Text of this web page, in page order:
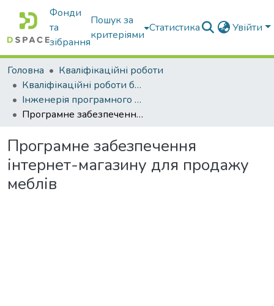
Фонди
та
зібрання
Пошук за
критеріями
Статистика Увійти
Головна
Кваліфікаційні роботи
Кваліфікаційні роботи бакалаврів
Інженерія програмного забезпечення
Програмне забезпечення інтернет-магазину для продажу меблів
Програмне забезпечення
інтернет-магазину для продажу
меблів